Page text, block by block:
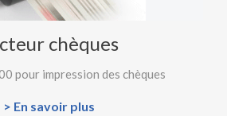
chèques
pour impression des chèques
> En savoir plus